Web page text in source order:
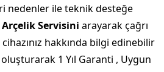
nedenler ile teknik desteğe
Servisini arayarak çağrı
hakkında bilgi edinebilir
oluşturarak 1 Yıl Garanti , Uygun